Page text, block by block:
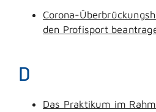
Corona-
den Profisport
D
Das Praktikum im